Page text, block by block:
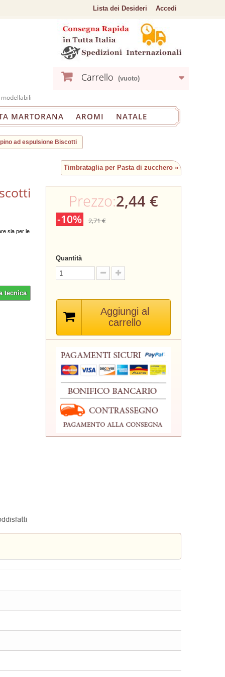
Accedi
Lista dei Desideri
Carrello (vuoto)
MARTORANA AROMI NATALE
ad espulsione Biscotti
Timbrataglia per Pasta di zucchero »
sia per le
tecnica
Prezzo:2,44 €
-10% 2,71 €
Quantità
Aggiungi al
carrello